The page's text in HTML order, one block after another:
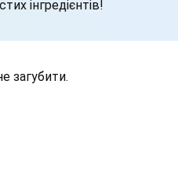
інгредієнтів!
загубити.